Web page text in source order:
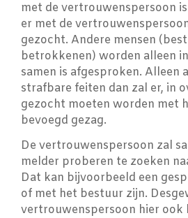
met de vertrouwenspersoon
er met de
gezocht. Andere mensen
betrokkenen) worden alleen
samen is afgesproken. Alleen
strafbare feiten dan zal er, in
gezocht moeten worden met
bevoegd gezag.
De vertrouwenspersoon zal
melder proberen te zoeken
Dat kan bijvoorbeeld een
of met het bestuur zijn.
vertrouwenspersoon hier ook